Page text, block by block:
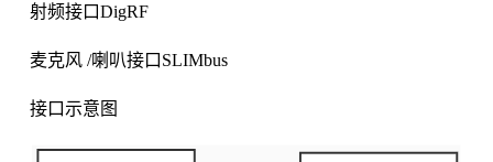
射频接口DigRF
麦克风 /喇叭接口SLIMbus
接口示意图